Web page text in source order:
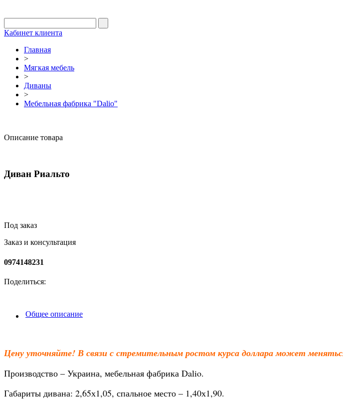
Кабинет клиента
Главная
>
Мягкая мебель
>
Диваны
>
Мебельная фабрика "Dalio"
Описание товара
Диван Риальто
Под заказ
Заказ и консультация
0974148231
Поделиться:
Общее описание
Цену уточняйте! В связи с стремительным ростом курса доллара может
Производство – Украина, мебельная фабрика Dalio.
Габариты дивана: 2,65х1,05, спальное место – 1,40х1,90.